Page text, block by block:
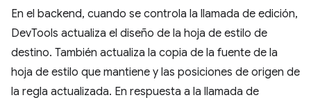
En el backend, cuando se controla la llamada de edición,
DevTools actualiza el diseño de la hoja de estilo de
destino. También actualiza la copia de la fuente de la
hoja de estilo que mantiene y las posiciones de origen de
la regla actualizada. En respuesta a la llamada de